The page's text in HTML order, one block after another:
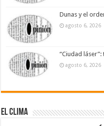
Dunas y el
agosto 6, 2026
“Ciudad
agosto 6, 2026
El Clima